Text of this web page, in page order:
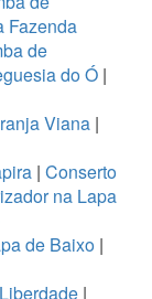
Fazenda
de
do Ó |
Viana|
| Conserto
na Lapa
de Baixo |
|